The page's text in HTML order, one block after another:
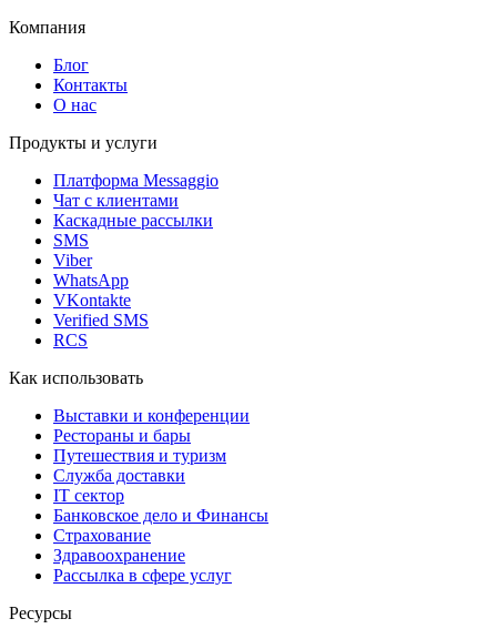
Компания
Блог
Контакты
О нас
Продукты и услуги
Платформа Messaggio
Чат с клиентами
Каскадные рассылки
SMS
Viber
WhatsApp
VKontakte
Verified SMS
RCS
Как использовать
Выставки и конференции
Рестораны и бары
Путешествия и туризм
Служба доставки
IT сектор
Банковское дело и Финансы
Страхование
Здравоохранение
Рассылка в сфере услуг
Ресурсы